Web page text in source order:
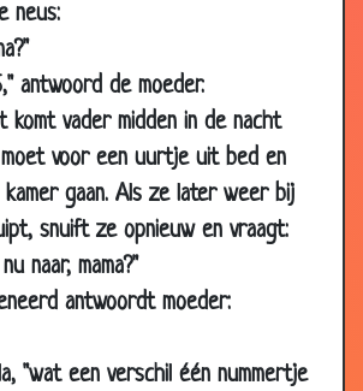
neus:
antwoord de moeder.
komt vader midden in de nacht
voor een uurtje uit bed en
gaan. Als ze later weer bij
snuift ze opnieuw en vraagt:
naar, mama?"
antwoordt moeder:
"wat een verschil één nummertje
3.65
3.48
Dale uitgelegd